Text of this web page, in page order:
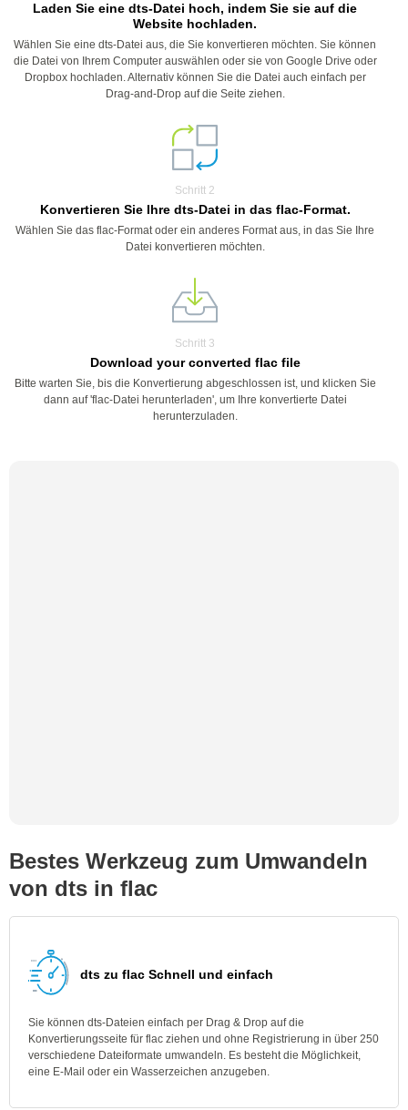
Laden Sie eine dts-Datei hoch, indem Sie sie auf die
Website hochladen.
Wählen Sie eine dts-Datei aus, die Sie konvertieren möchten. Sie können
die Datei von Ihrem Computer auswählen oder sie von Google Drive oder
Dropbox hochladen. Alternativ können Sie die Datei auch einfach per
Drag-and-Drop auf die Seite ziehen.
Schritt 2
Konvertieren Sie Ihre dts-Datei in das flac-Format.
Wählen Sie das flac-Format oder ein anderes Format aus, in das Sie Ihre
Datei konvertieren möchten.
Schritt 3
Download your converted flac file
Bitte warten Sie, bis die Konvertierung abgeschlossen ist, und klicken Sie
dann auf 'flac-Datei herunterladen', um Ihre konvertierte Datei
herunterzuladen.
Bestes Werkzeug zum Umwandeln
von dts in flac
dts zu flac Schnell und einfach
Sie können dts-Dateien einfach per Drag & Drop auf die
Konvertierungsseite für flac ziehen und ohne Registrierung in über 250
verschiedene Dateiformate umwandeln. Es besteht die Möglichkeit,
eine E-Mail oder ein Wasserzeichen anzugeben.